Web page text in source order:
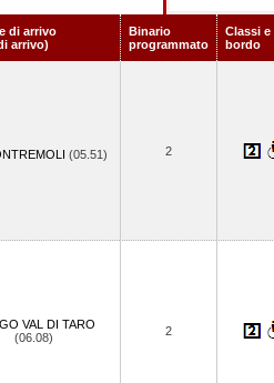
di arrivo
arrivo)
Binario
programmato
Classi e
bordo
(05.51) 2
VAL DI TARO
(06.08)
2